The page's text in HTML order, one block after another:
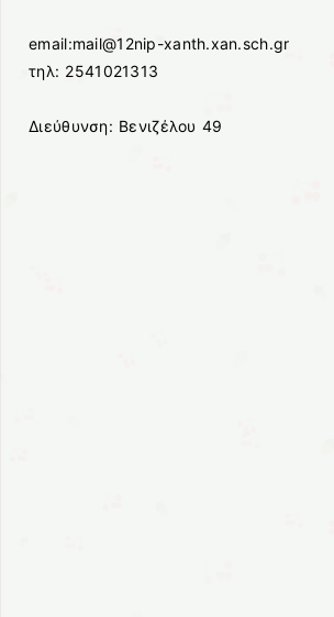
email:mail@12nip-xanth.xan.sch.gr
τηλ: 2541021313
Διεύθυνση: Βενιζέλου 49